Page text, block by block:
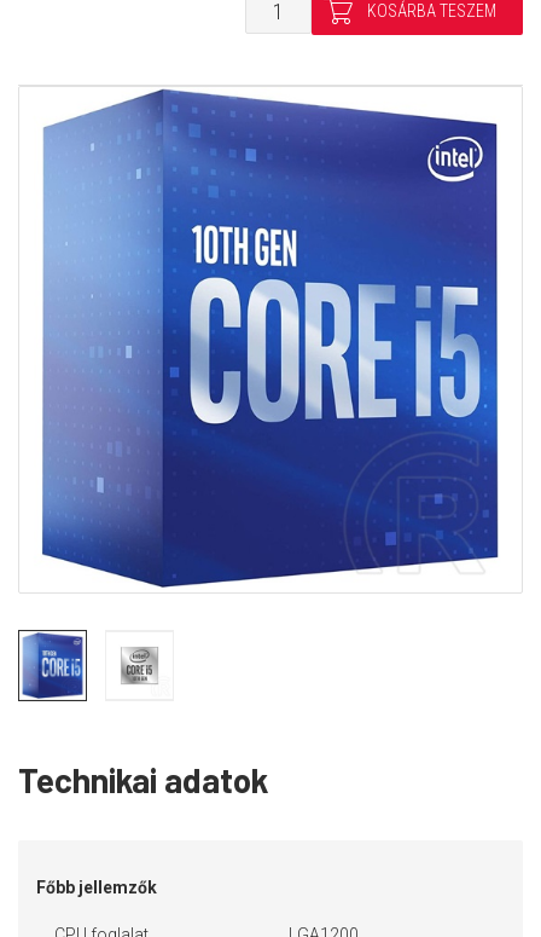
Technikai adatok
Főbb jellemzők